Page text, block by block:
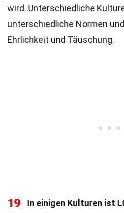
wird. Unterschiedliche
unterschiedliche Normen
Ehrlichkeit und Täuschung.
19 In einigen Kulturen ist